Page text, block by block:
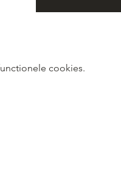
cookies.